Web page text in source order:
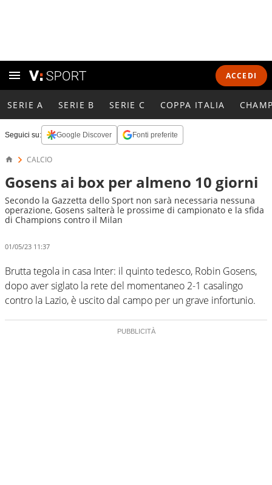
ACCEDI
SERIE A SERIE B SERIE C COPPA ITALIA
Seguici su: Google Discover Fonti preferite
CALCIO
Gosens ai box per almeno 10 giorni
Secondo la Gazzetta dello Sport non sarà necessaria nessuna
operazione, Gosens salterà le prossime di campionato e la sfida
di Champions contro il Milan
01/05/23 11:37
Brutta tegola in casa Inter: il quinto tedesco, Robin Gosens,
dopo aver siglato la rete del momentaneo 2-1 casalingo
contro la Lazio, è uscito dal campo per un grave infortunio.